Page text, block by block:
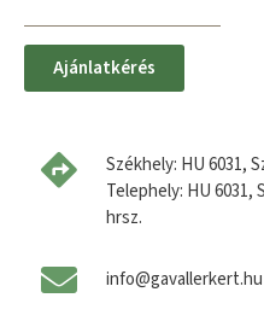
Ajánlatkérés
Székhely: HU 6031,
Telephely: HU 6031,
hrsz.
info@gavallerkert.hu